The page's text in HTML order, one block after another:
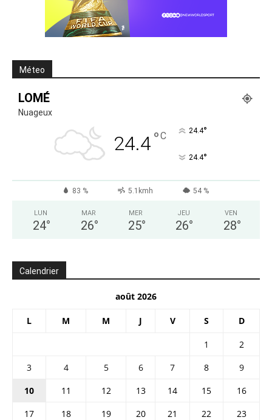
Méteo
LOMÉ
Nuageux
24.4°C 24.4°
24.4°
83 % 5.1kmh 54 %
LUN
24°
MAR
26°
MER
25°
JEU
26°
VEN
28°
Calendrier
août 2026
L M M J V S D
1
2
3
4 5 6 7 8
9
10
11 12 13 14 15
16
17
18 19 20 21 22
23